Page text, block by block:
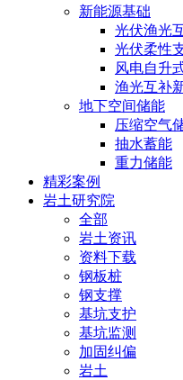
新能源基础
光伏渔光
光伏柔性
风电自升
渔光互补
地下空间储能
压缩空气
抽水蓄能
重力储能
精彩案例
岩土研究院
全部
岩土资讯
资料下载
钢板桩
钢支撑
基坑支护
基坑监测
加固纠偏
岩土